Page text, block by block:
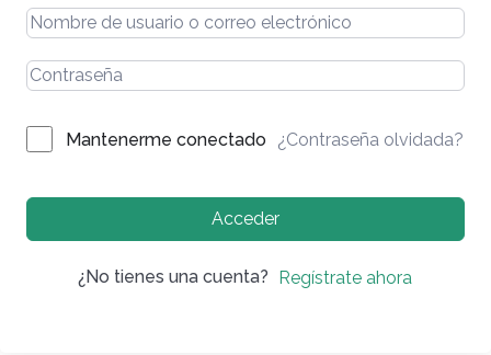
Mantenerme conectado ¿Contraseña olvidada?
Acceder
¿No tienes una cuenta? Regístrate ahora